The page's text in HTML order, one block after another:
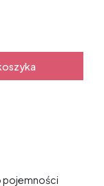
pojemności